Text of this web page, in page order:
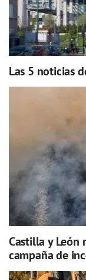
Las 5 noticias
Castilla y León
campaña de